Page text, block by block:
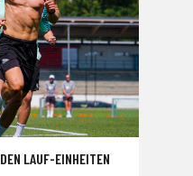
LAUF-EINHEITEN